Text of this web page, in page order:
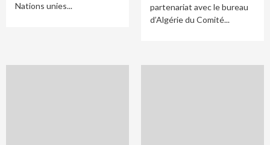
Nations unies...
partenariat avec le bureau
d’Algérie du Comité...